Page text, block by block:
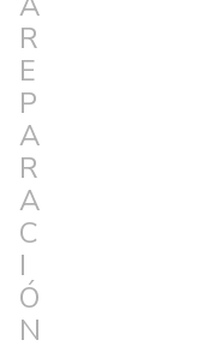
R
E
P
A
R
A
C
I
Ó
N